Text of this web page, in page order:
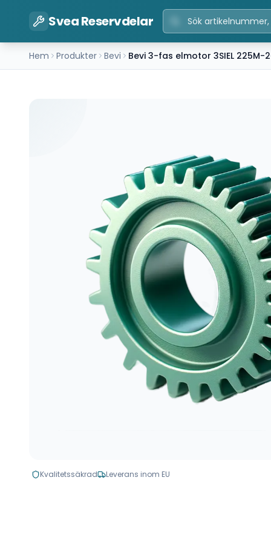
Svea Reservdelar
Hem Produkter Bevi Bevi 3-fas elmotor 3SIEL 225M-
Kvalitetssäkrad Leverans inom EU